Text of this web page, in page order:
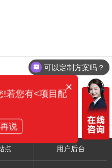
点 用户后台
可以定制方案吗？
×
!若您有<项目配
说